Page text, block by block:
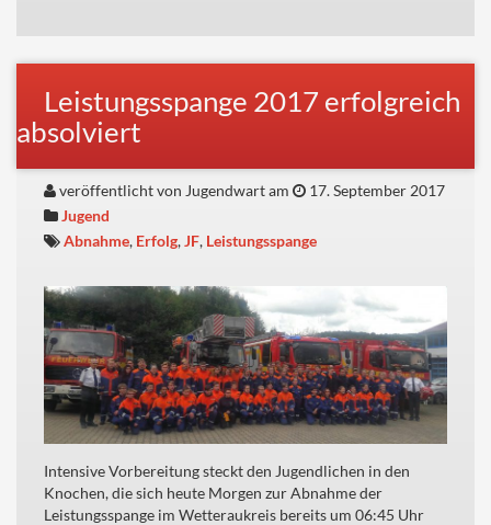
Leistungsspange 2017 erfolgreich
absolviert
veröffentlicht von Jugendwart am
17. September 2017
Jugend
Abnahme, Erfolg,JF, Leistungsspange
Intensive Vorbereitung steckt den Jugendlichen in den
Knochen, die sich heute Morgen zur Abnahme der
Leistungsspange im Wetteraukreis bereits um 06:45 Uhr